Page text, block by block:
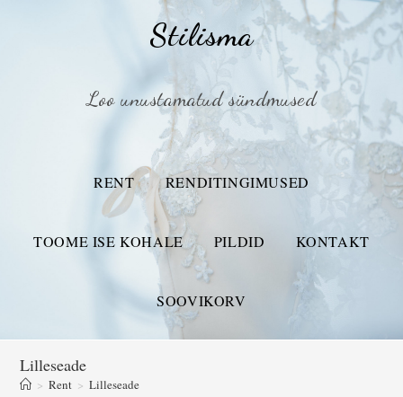
Stilisma
Loo unustamatud sündmused
RENT RENDITINGIMUSED
TOOME ISE KOHALE PILDID KONTAKT
SOOVIKORV
Lilleseade
> Rent > Lilleseade